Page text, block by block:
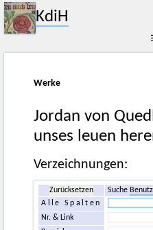
KdiH
Werke
Jordan von
unses leuen
Verzeichnungen:
Zurücksetzen Suche
Alle Spalten
Nr. & Link